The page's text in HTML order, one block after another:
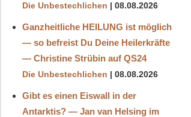
Die Unbestechlichen 08.08.2026
Ganzheitliche HEILUNG ist möglich
— so befreist Du Deine Heilerkräfte
— Christine Strübin auf QS24
Die Unbestechlichen 08.08.2026
Gibt es einen Eiswall in der
Antarktis? — Jan van Helsing im